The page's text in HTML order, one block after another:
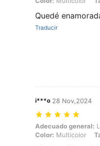
Quedé
Traducir
i***o 28 Nov,2024
Adecuado general: La
Adecuado general:
Color: Multicolor